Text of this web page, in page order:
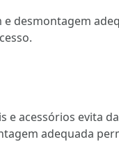
desmontagem
acessórios evita
adequada